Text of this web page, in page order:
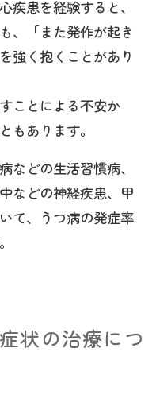
疾患を経験すると、
、「また発作が起き
強く抱くことがあり
ことによる不安か
もあります。
などの生活習慣病、
などの神経疾患、甲
て、うつ病の発症率
状の治療につ